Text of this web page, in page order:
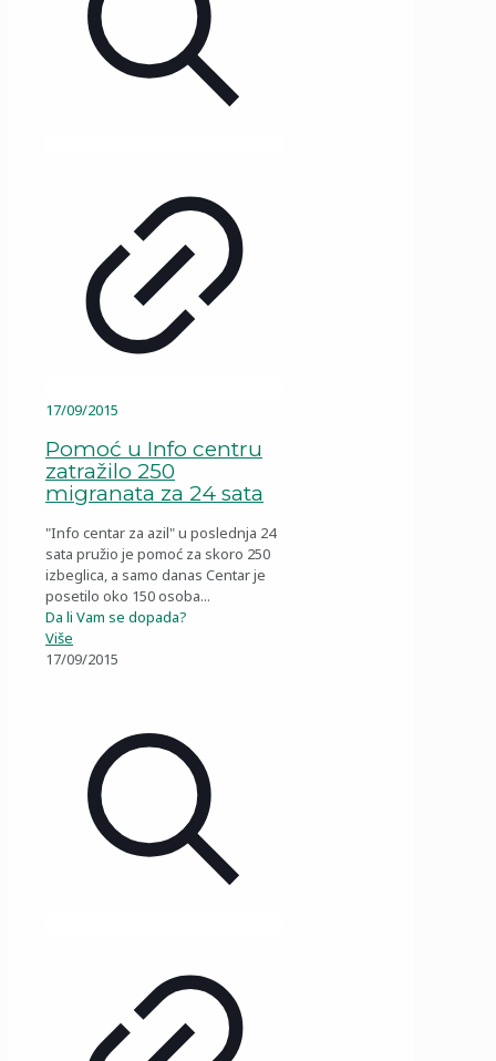
17/09/2015
Pomoć u Info centru
zatražilo 250
migranata za 24 sata
"Info centar za azil" u poslednja 24
sata pružio je pomoć za skoro 250
izbeglica, a samo danas Centar je
posetilo oko 150 osoba...
Da li Vam se dopada?
Više
17/09/2015